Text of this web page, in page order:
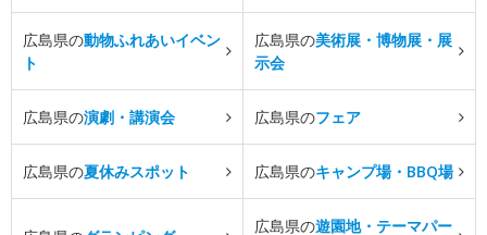
広島県の動物ふれあいイベン
ト
広島県の美術展・博物展・展
示会
広島県の演劇・講演会 広島県のフェア
広島県の夏休みスポット 広島県のキャンプ場・BBQ場
広島県の遊園地・テーマパー